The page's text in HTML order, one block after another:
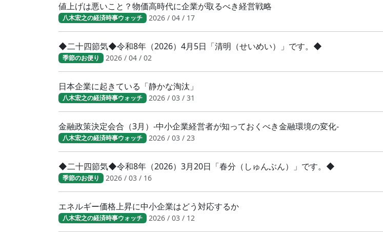
値上げは悪いこと？物価高時代に企業が取るべき経営戦略
八木宏之の経済時事ウォッチ 2026 / 04 / 17
◆二十四節気◆令和8年（2026）4月5日「清明（せいめい）」です。◆
季節のお便り 2026 / 04 / 02
日本企業に起きている「静かな淘汰」
八木宏之の経済時事ウォッチ 2026 / 03 / 31
金融政策決定会合（3月）-中小企業経営者が知っておくべき金融環境の変化-
八木宏之の経済時事ウォッチ 2026 / 03 / 23
◆二十四節気◆令和8年（2026）3月20日「春分（しゅんぶん）」です。◆
季節のお便り 2026 / 03 / 16
エネルギー価格上昇に中小企業はどう対応するか
八木宏之の経済時事ウォッチ 2026 / 03 / 12